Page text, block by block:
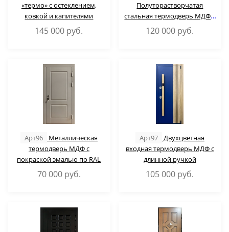
«термо» с остеклением,
ковкой и капителями
145 000 руб.
Полуторастворчатая
стальная термодверь МДФ с
ковкой и стеклопакетом
120 000 руб.
Арт96
Металлическая
термодверь МДФ с
покраской эмалью по RAL
70 000 руб.
Арт97
Двухцветная
входная термодверь МДФ с
длинной ручкой
105 000 руб.